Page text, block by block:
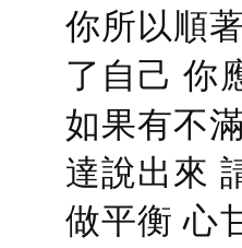
你所以順
了自己 你
如果有不
達說出來
做平衡 心